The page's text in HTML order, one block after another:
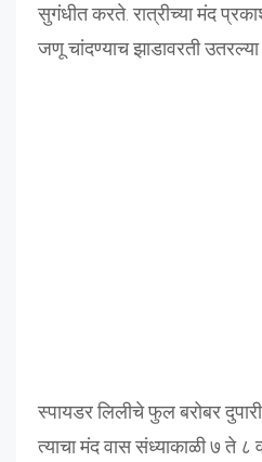
सुगंधीत करते. रात्रीच्या मंद
जणू चांदण्याच झाडावरती
स्पायडर लिलीचे फुल बरोबर
त्याचा मंद वास संध्याकाळी ७ ते ८